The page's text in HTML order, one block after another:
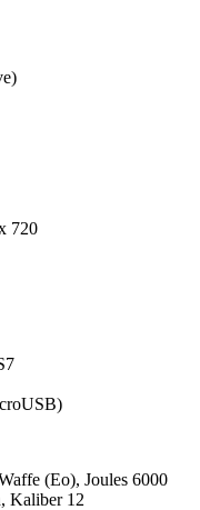
720
(Eo), Joules 6000
Kaliber 12